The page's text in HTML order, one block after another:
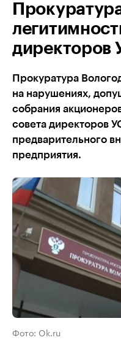
Прокуратура
на нарушениях,
собрания
совета директоров
предварительного
предприятия.
Фото: Ok.ru